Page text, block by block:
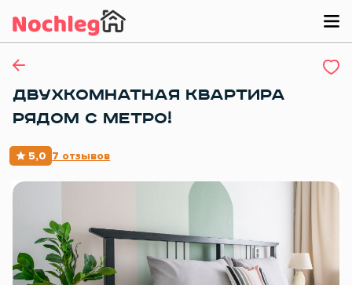
ДВУХКОМНАТНАЯ КВАРТИРА
РЯДОМ С МЕТРО!
5,0 7 отзывов